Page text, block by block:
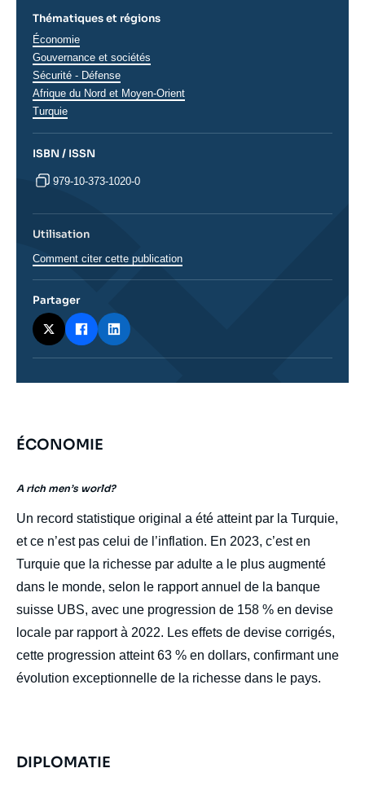
body
ÉCONOMIE
A rich men’s world?
Un record statistique original a été atteint par la Turquie,
et ce n’est pas celui de l’inflation. En 2023, c’est en
Turquie que la richesse par adulte a le plus augmenté
dans le monde, selon le rapport annuel de la banque
suisse UBS, avec une progression de 158 % en devise
locale par rapport à 2022. Les effets de devise corrigés,
cette progression atteint 63 % en dollars, confirmant une
évolution exceptionnelle de la richesse dans le pays.
DIPLOMATIE
Thématiques et régions
Thématiques
analyses
Économie
Gouvernance et sociétés
Sécurité - Défense
Régions
Afrique du Nord et Moyen-Orient
Turquie
ISBN / ISSN
979-10-373-1020-0
Utilisation
Comment citer cette publication
Partager